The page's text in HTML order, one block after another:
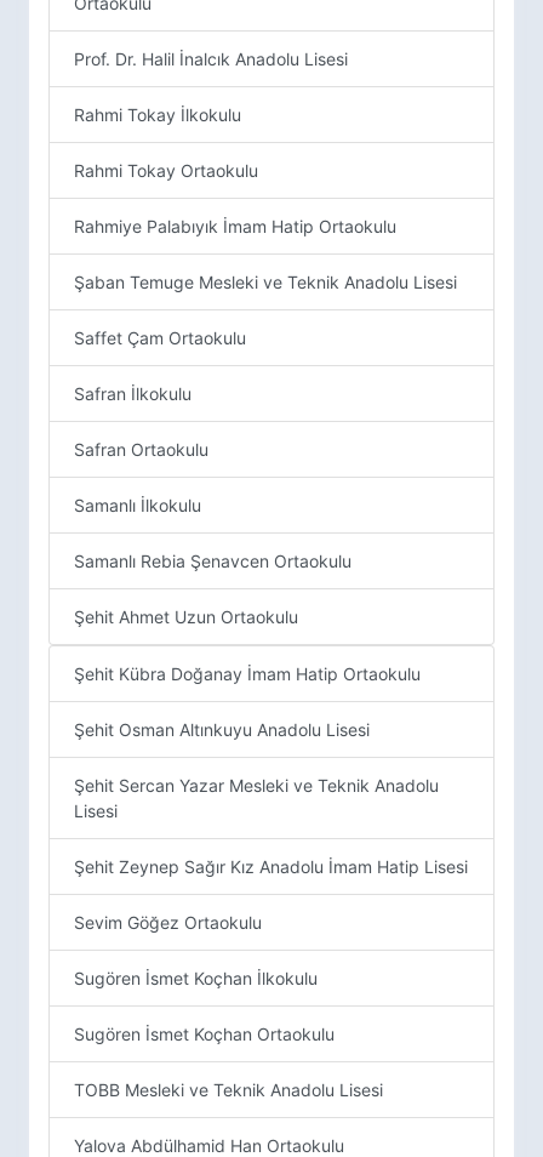
Prof. Dr. Halil İnalcık Anadolu Lisesi
Rahmi Tokay İlkokulu
Rahmi Tokay Ortaokulu
Rahmiye Palabıyık İmam Hatip Ortaokulu
Şaban Temuge Mesleki ve Teknik Anadolu Lisesi
Saffet Çam Ortaokulu
Safran İlkokulu
Safran Ortaokulu
Samanlı İlkokulu
Samanlı Rebia Şenavcen Ortaokulu
Şehit Ahmet Uzun Ortaokulu
Şehit Kübra Doğanay İmam Hatip Ortaokulu
Şehit Osman Altınkuyu Anadolu Lisesi
Şehit Sercan Yazar Mesleki ve Teknik Anadolu
Lisesi
Şehit Zeynep Sağır Kız Anadolu İmam Hatip Lisesi
Sevim Göğez Ortaokulu
Sugören İsmet Koçhan İlkokulu
Sugören İsmet Koçhan Ortaokulu
TOBB Mesleki ve Teknik Anadolu Lisesi
Yalova Abdülhamid Han Ortaokulu